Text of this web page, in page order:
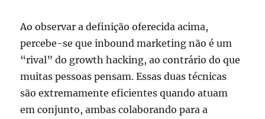
Ao observar a definição oferecida acima,
percebe-se que inbound marketing não é um
“rival” do growth hacking, ao contrário do que
muitas pessoas pensam. Essas duas técnicas
são extremamente eficientes quando atuam
em conjunto, ambas colaborando para a